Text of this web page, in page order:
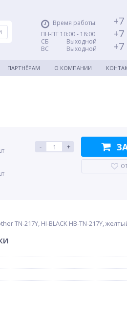
Время работы:
ПН-ПТ 10:00 - 18:00
СБ Выходной
ВС Выходной
+7
+7
+7
ПАРТНЁРАМ О КОМПАНИИ
- +
TN-217Y, HI-BLACK HB-TN-217Y,